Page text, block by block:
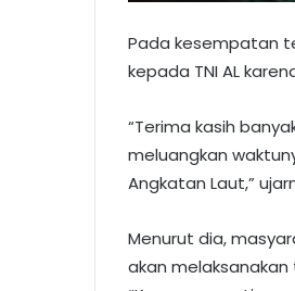
Pada kesempatan
kepada TNI AL
“Terima kasih
meluangkan
Angkatan Laut,”
Menurut dia,
akan